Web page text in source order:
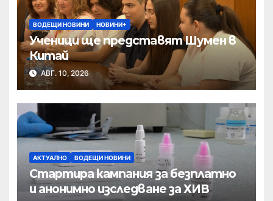
ВОДЕЩИ НОВИНИ НОВИНИ+
Ученици ще представят Шумен в
Китай
АВГ. 10, 2026
АКТУАЛНО ВОДЕЩИ НОВИНИ
Стартира кампания за безплатно
и анонимно изследване за ХИВ